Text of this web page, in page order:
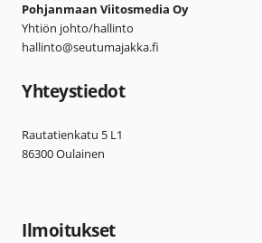
Pohjanmaan Viitosmedia Oy
Yhtiön johto/hallinto
hallinto@seutumajakka.fi
Yhteystiedot
Rautatienkatu 5 L1
86300 Oulainen
Ilmoitukset